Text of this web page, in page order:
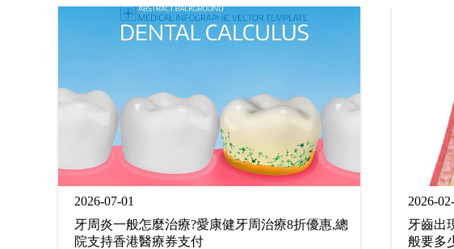
2026-07-01
牙周炎一般怎麼治療?愛康健牙周治療8折優惠,總
院支持香港醫療券支付
2026-
牙齒出
般要多